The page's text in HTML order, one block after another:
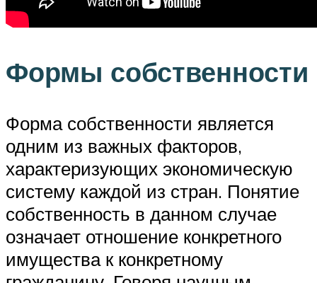
Формы собственности
Форма собственности является
одним из важных факторов,
характеризующих экономическую
систему каждой из стран. Понятие
собственность в данном случае
означает отношение конкретного
имущества к конкретному